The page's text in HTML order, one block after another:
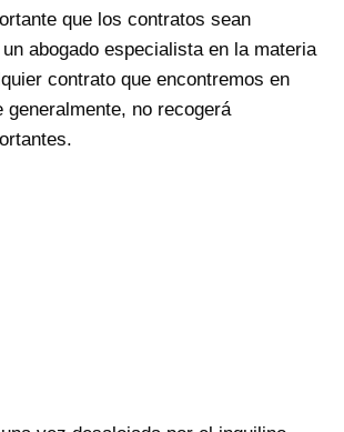
que los contratos sean
abogado especialista en la materia
contrato que encontremos en
generalmente, no recogerá
somos especialistas